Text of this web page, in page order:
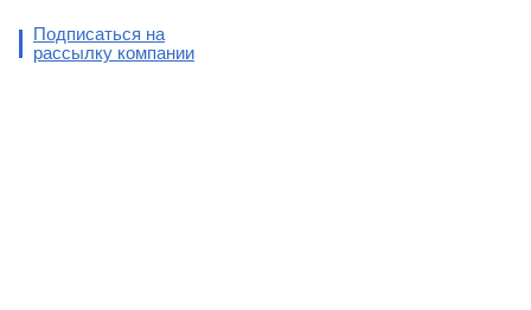
Подписаться на
рассылку компании